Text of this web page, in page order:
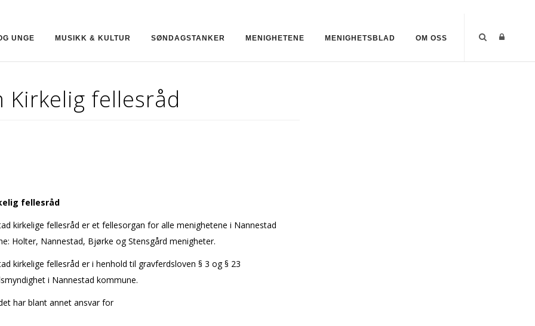
UNGE MUSIKK & KULTUR SØNDAGSTANKER MENIGHETENE MENIGHETSBLAD OM OSS
Kirkelig fellesråd
fellesråd
kirkelige fellesråd er et fellesorgan for alle menighetene i Nannestad
Holter, Nannestad, Bjørke og Stensgård menigheter.
kirkelige fellesråd er i henhold til gravferdsloven § 3 og § 23
i Nannestad kommune.
har blant annet ansvar for